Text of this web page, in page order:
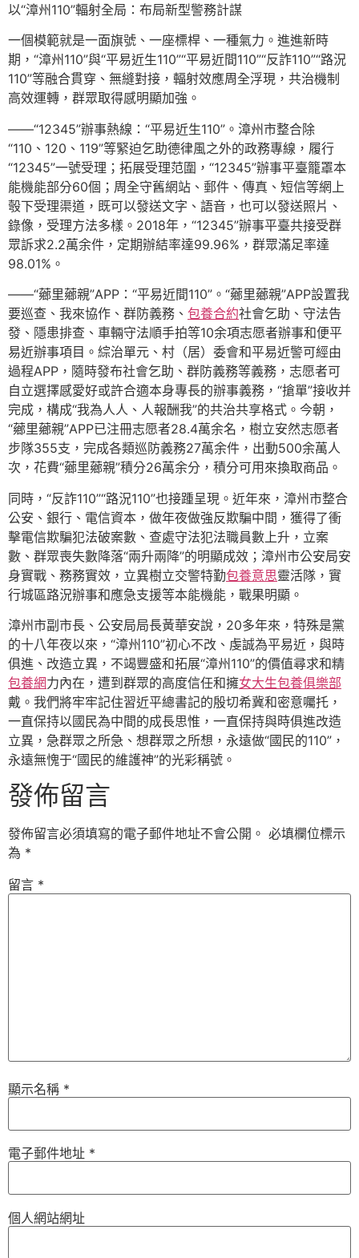
以“漳州110”輻射全局：布局新型警務計謀
一個模範就是一面旗號、一座標桿、一種氣力。進進新時
期，“漳州110”與“平易近生110”“平易近間110”“反詐110”“路況
110”等融合貫穿、無縫對接，輻射效應周全浮現，共治機制
高效運轉，群眾取得感明顯加強。
——“12345”辦事熱線：“平易近生110”。漳州市整合除
“110、120、119”等緊迫乞助德律風之外的政務專線，履行
“12345”一號受理；拓展受理范圍，“12345”辦事平臺籠罩本
能機能部分60個；周全守舊網站、郵件、傳真、短信等網上
彀下受理渠道，既可以發送文字、語音，也可以發送照片、
錄像，受理方法多樣。2018年，“12345”辦事平臺共接受群
眾訴求2.2萬余件，定期辦結率達99.96%，群眾滿足率達
98.01%。
——“薌里薌親”APP：“平易近間110”。“薌里薌親”APP設置我
要巡查、我來協作、群防義務、 包養合約社會乞助、守法告
發、隱患排查、車輛守法順手拍等10余項志愿者辦事和便平
易近辦事項目。綜治單元、村（居）委會和平易近警可經由
過程APP，隨時發布社會乞助、群防義務等義務，志愿者可
自立選擇感愛好或許合適本身專長的辦事義務，“搶單”接收并
完成，構成“我為人人、人報酬我”的共治共享格式。今朝，
“薌里薌親”APP已注冊志愿者28.4萬余名，樹立安然志愿者
步隊355支，完成各類巡防義務27萬余件，出動500余萬人
次，花費“薌里薌親”積分26萬余分，積分可用來換取商品。
同時，“反詐110”“路況110”也接踵呈現。近年來，漳州市整合
公安、銀行、電信資本，做年夜做強反欺騙中間，獲得了衝
擊電信欺騙犯法破案數、查處守法犯法職員數上升，立案
數、群眾喪失數降落“兩升兩降”的明顯成效；漳州市公安局安
身實戰、務務實效，立異樹立交警特勤包養意思靈活隊，實
行城區路況辦事和應急支援等本能機能，戰果明顯。
漳州市副市長、公安局局長黃華安說，20多年來，特殊是黨
的十八年夜以來，“漳州110”初心不改、虔誠為平易近，與時
俱進、改造立異，不竭豐盛和拓展“漳州110”的價值尋求和精
包養網力內在，遭到群眾的高度信任和擁女大生包養俱樂部
戴。我們將牢牢記住習近平總書記的殷切希冀和密意囑托，
一直保持以國民為中間的成長思惟，一直保持與時俱進改造
立異，急群眾之所急、想群眾之所想，永遠做“國民的110”，
永遠無愧于“國民的維護神”的光彩稱號。
發佈留言
發佈留言必須填寫的電子郵件地址不會公開。 必填欄位標示
為 *
留言 *
顯示名稱 *
電子郵件地址 *
個人網站網址